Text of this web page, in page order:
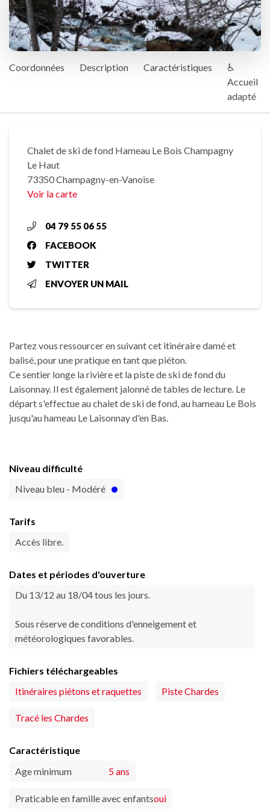
Coordonnées Description Caractéristiques
♿
Accueil
adapté
Chalet de ski de fond Hameau Le Bois Champagny
Le Haut
73350 Champagny-en-Vanoise
Voir la carte
04 79 55 06 55
FACEBOOK
TWITTER
ENVOYER UN MAIL
Partez vous ressourcer en suivant cet itinéraire damé et
balisé, pour une pratique en tant que piéton.
Ce sentier longe la rivière et la piste de ski de fond du
Laisonnay. Il est également jalonné de tables de lecture. Le
départ s'effectue au chalet de ski de fond, au hameau Le Bois
jusqu'au hameau Le Laisonnay d'en Bas.
Niveau difficulté
Niveau bleu - Modéré
Tarifs
Accès libre.
Dates et périodes d'ouverture
Du 13/12 au 18/04 tous les jours.
Sous réserve de conditions d'enneigement et
météorologiques favorables.
Fichiers téléchargeables
Itinéraires piétons et raquettes
Piste Chardes
Tracé les Chardes
Caractéristique
Age minimum
5 ans
Praticable en famille avec enfantsoui